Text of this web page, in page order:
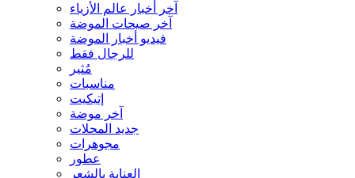
آخر أخبار عالم الأزياء
آخر صيحات الموضة
فيديو أخبار الموضة
للرجال فقط
مُثير
مناسبات
إتيكيت
آخر موضة
جديد المحلات
مجوهرات
عطور
العناية بالشعر